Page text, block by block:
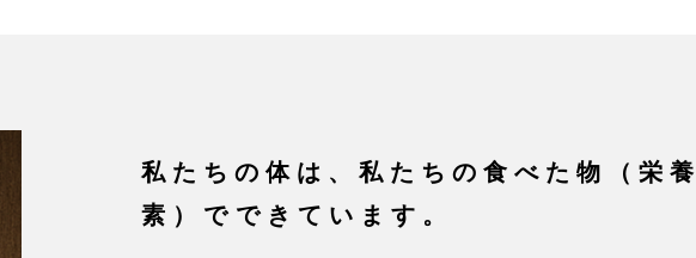
私たちの体は、私たちの食べた物（栄養
素）でできています。